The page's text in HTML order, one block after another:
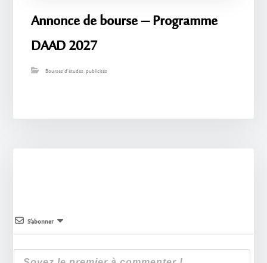
Annonce de bourse – Programme
DAAD 2027
Bourses d'études,publicités
S’abonner